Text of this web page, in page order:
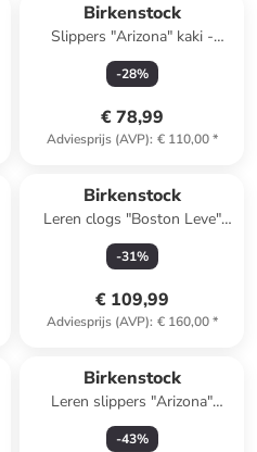
Birkenstock
Slippers "Arizona" kaki -
wijdte S
-28%
€ 78,99
Adviesprijs (AVP): € 110,00*
Birkenstock
Leren clogs "Boston Leve"
beige
-31%
€ 109,99
Adviesprijs (AVP): € 160,00*
Birkenstock
Leren slippers "Arizona"
lichtbruin
-43%